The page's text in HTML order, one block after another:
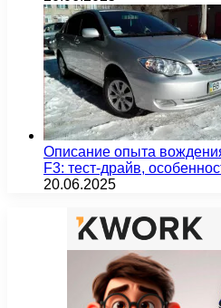
Описание опыта
F3: тест-драйв,
20.06.2025